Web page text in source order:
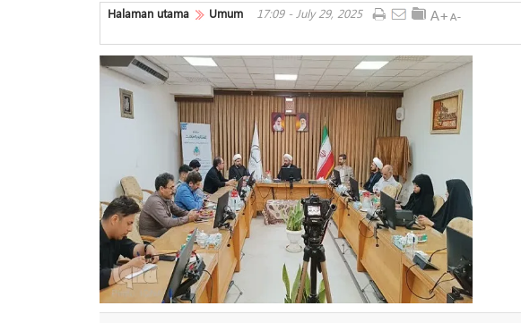
Halaman utama Umum 17:09 - July 29, 2025